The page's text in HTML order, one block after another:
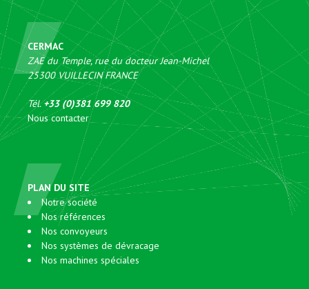
CERMAC
ZAE du Temple, rue du docteur Jean-Michel
25300 VUILLECINFRANCE
Tél. +33 (0)381 699 820
Nous contacter
PLAN DU SITE
Notre société
Nos références
Nos convoyeurs
Nos systèmes de dévracage
Nos machines spéciales